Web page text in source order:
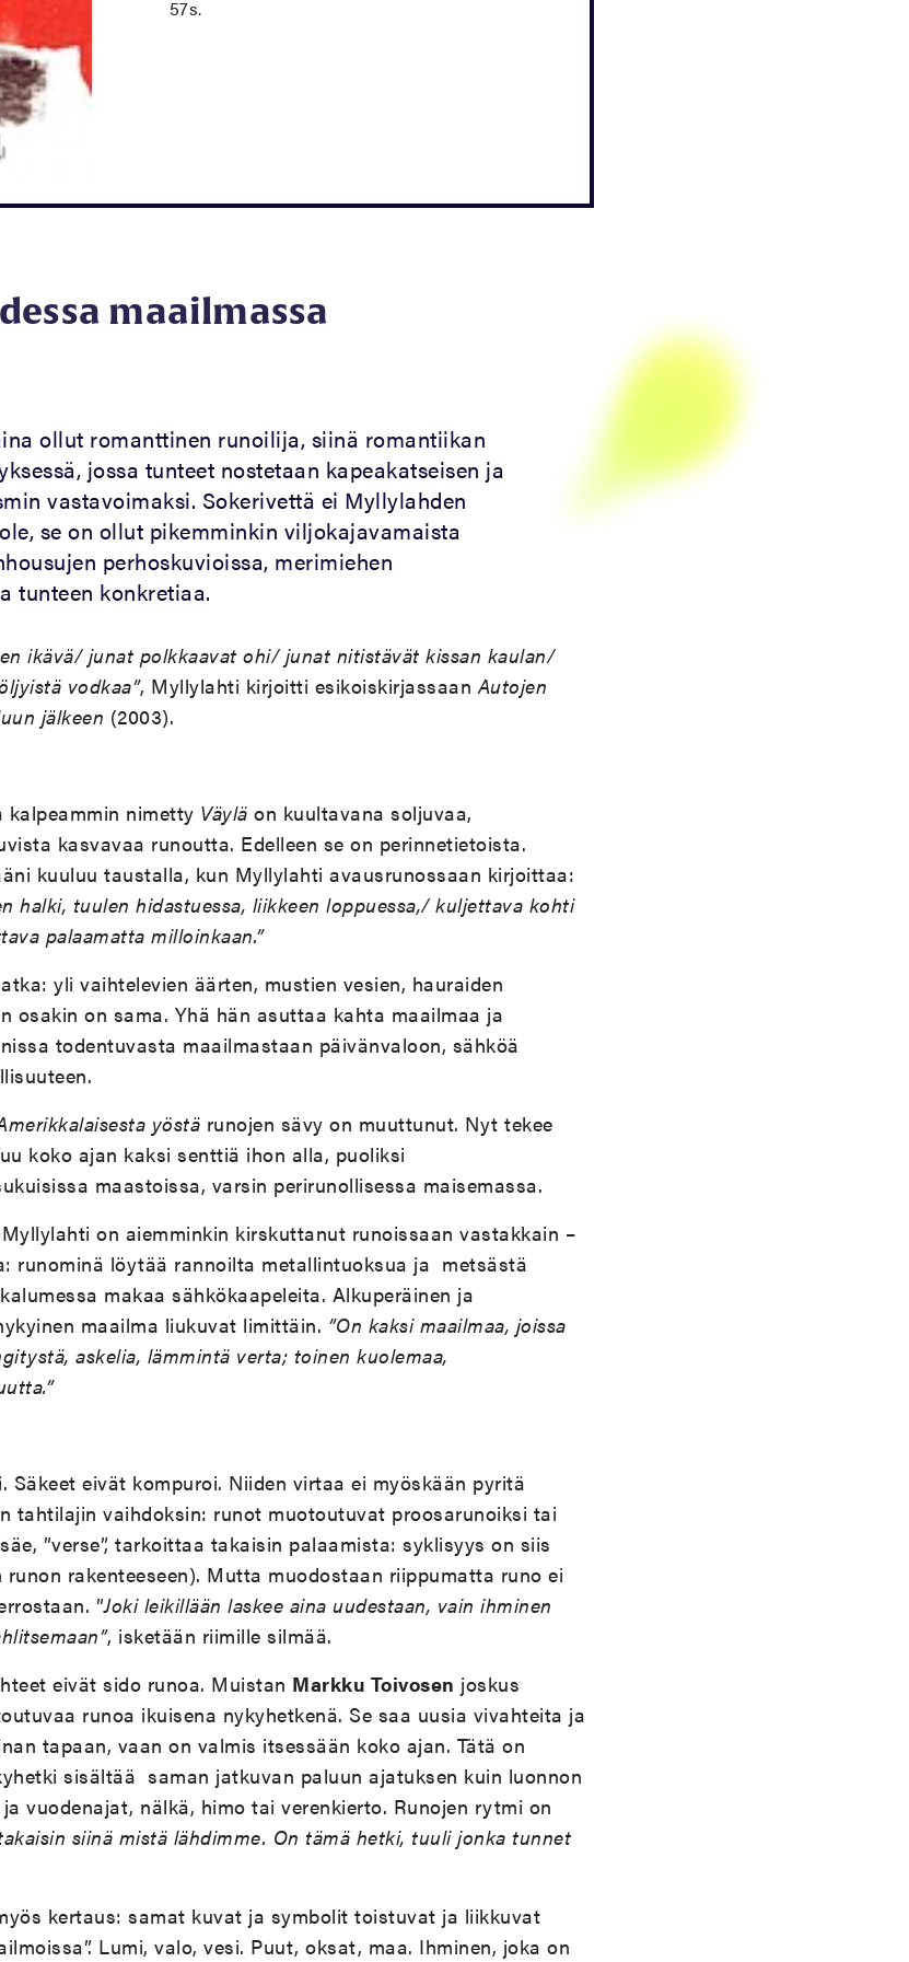
57s.
maailmassa
ollut romanttinen runoilija, siinä romantiikan
jossa tunteet nostetaan kapeakatseisen ja
vastavoimaksi. Sokerivettä ei Myllylahden
se on ollut pikemminkin viljokajavamaista
perhoskuvioissa, merimiehen
tunteen konkretiaa.
ikävä/ junat polkkaavat ohi/ junat nitistävät kissan kaulan/
vodkaa”, Myllylahti kirjoitti esikoiskirjassaanAutojen
jälkeen (2003).
kalpeammin nimetty Väylä on kuultavana soljuvaa,
kasvavaa runoutta. Edelleen se on perinnetietoista.
kuuluu taustalla, kun Myllylahti avausrunossaan kirjoittaa:
halki, tuulen hidastuessa, liikkeen loppuessa,/ kuljettava kohti
palaamatta milloinkaan.”
yli vaihtelevien äärten, mustien vesien, hauraiden
osakin on sama. Yhä hän asuttaa kahta maailmaa ja
todentuvasta maailmastaan päivänvaloon, sähköä
yöstä runojen sävy on muuttunut. Nyt tekee
koko ajan kaksi senttiä ihon alla, puoliksi
maastoissa, varsin perirunollisessa maisemassa.
on aiemminkin kirskuttanut runoissaan vastakkain –
runominä löytää rannoilta metallintuoksua ja metsästä
makaa sähkökaapeleita. Alkuperäinen ja
maailma liukuvat limittäin. ”On kaksi maailmaa, joissa
askelia, lämmintä verta; toinen kuolemaa,
eivät kompuroi. Niiden virtaa ei myöskään pyritä
tahtilajin vaihdoksin: runot muotoutuvat proosarunoiksi tai
”verse”, tarkoittaa takaisin palaamista: syklisyys on siis
rakenteeseen). Mutta muodostaan riippumatta runo ei
”Joki leikillään laskee aina uudestaan, vain ihminen
, isketään riimille silmää.
eivät sido runoa. Muistan Markku Toivosen joskus
runoa ikuisena nykyhetkenä. Se saa uusia vivahteita ja
tapaan, vaan on valmis itsessään koko ajan. Tätä on
sisältää saman jatkuvan paluun ajatuksen kuin luonnon
vuodenajat, nälkä, himo tai verenkierto. Runojen rytmi on
siinä mistä lähdimme. On tämä hetki, tuuli jonka tunnet
kertaus: samat kuvat ja symbolit toistuvat ja liikkuvat
Lumi, valo, vesi. Puut, oksat, maa. Ihminen, joka on